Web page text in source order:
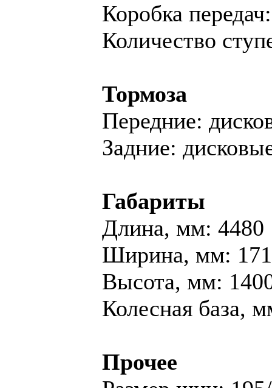
Коробка
Количество
Тормоза
Передние:
Задние:
Габариты
Длина, мм: 4480
Ширина, мм:
Высота, мм:
Колесная база,
Прочее